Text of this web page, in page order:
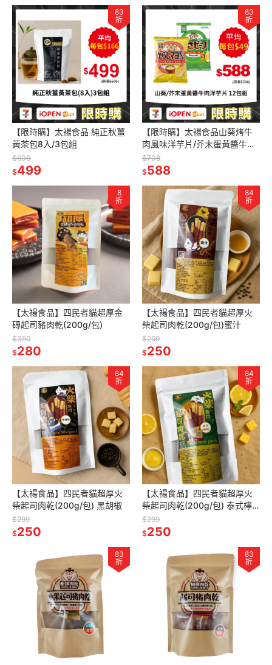
83
折
【限時購】太禓食品 純正秋薑
黃茶包8入/3包組
$600
$499
83
折
【限時購】太禓食品山葵烤牛
肉風味洋芋片/芥末蛋黃醬牛肉
風味洋芋片yamayoshi WASA
BEEF
$708
$588
8
折
【太禓食品】四民者貓超厚金
磚起司豬肉乾(200g/包)
$350
$280
84
折
【太禓食品】四民者貓超厚火
柴起司肉乾(200g/包)蜜汁
$299
$250
84
折
【太禓食品】四民者貓超厚火
柴起司肉乾(200g/包) 黑胡椒
$299
$250
84
折
【太禓食品】四民者貓超厚火
柴起司肉乾(200g/包) 泰式檸
檬
$299
$250
83
折
83
折